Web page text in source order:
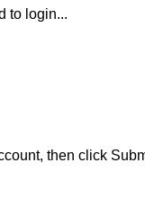
to login...
then click